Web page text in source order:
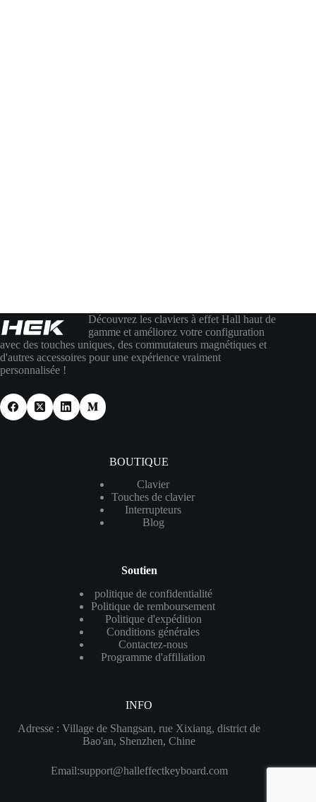
Découvrez les claviers à effet Hall haut de
gamme et améliorez votre configuration
avec des touches uniques, des commutateurs magnétiques et
d'autres accessoires pour une expérience vraiment
personnalisée !
BOUTIQUE
Clavier
Touches de clavier
Interrupteurs
Blog
Soutien
politique de confidentialité
Politique de remboursement
Politique d'expédition
Conditions générales
Contactez-nous
Programme d'affiliation
INFO
Adresse : Village de Shangsan, rue Xixiang, district de
Bao'an, Shenzhen, Chine
Email:support@halleffectkeyboard.com